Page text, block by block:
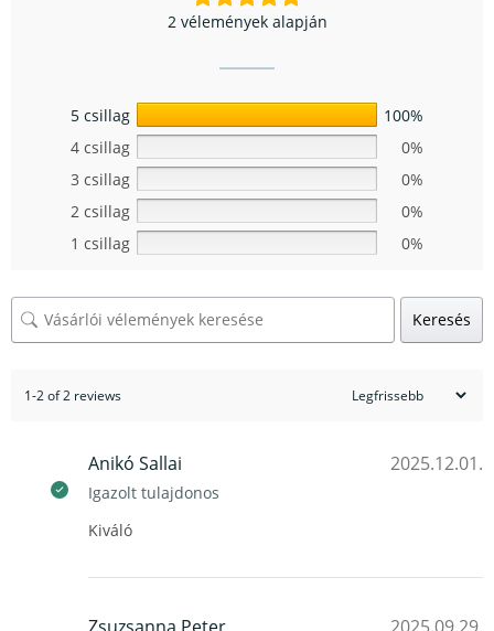
2 vélemények alapján
5 csillag
100%
4 csillag
0%
3 csillag
0%
2 csillag
0%
1 csillag
0%
Keresés
1-2 of 2 reviews
Anikó Sallai
Igazolt tulajdonos
2025.12.01.
Kiváló